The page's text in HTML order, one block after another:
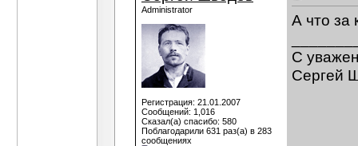
Administrator
Регистрация: 21.01.2007
Сообщений: 1,016
Сказал(а) спасибо: 580
Поблагодарили 631 раз(а) в 283
сообщениях
А что за
C
Сергей